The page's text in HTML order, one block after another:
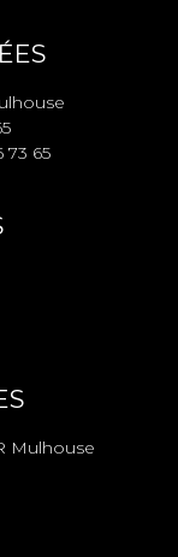
73 65
Mulhouse